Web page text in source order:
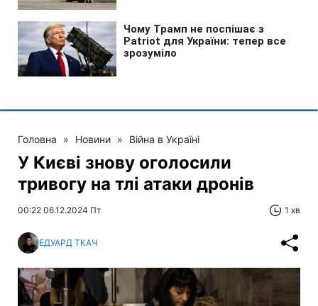
Головна » Новини » Війна в Україні
У Києві знову оголосили
тривогу на тлі атаки дронів
00:22 06.12.2024 Пт 1 хв
ЕДУАРД ТКАЧ